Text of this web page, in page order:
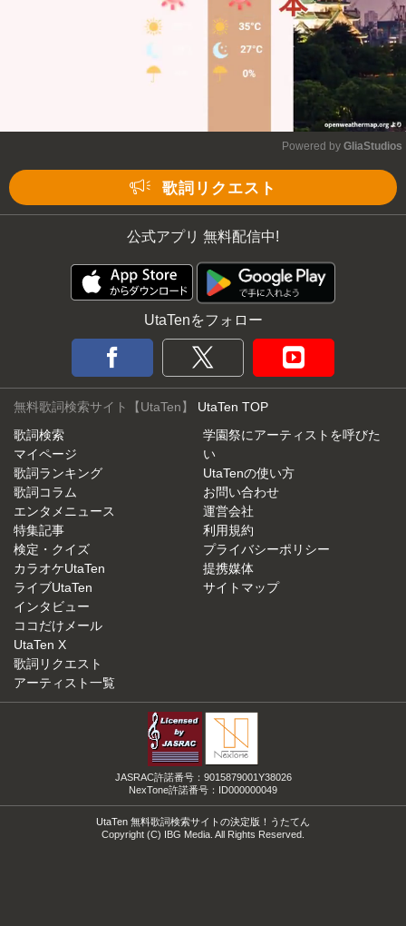
Powered by GliaStudios
歌詞リクエスト
公式アプリ 無料配信中!
UtaTenをフォロー
無料歌詞検索サイト【UtaTen】 UtaTen TOP
歌詞検索
マイページ
歌詞ランキング
歌詞コラム
エンタメニュース
特集記事
検定・クイズ
カラオケUtaTen
ライブUtaTen
インタビュー
ココだけメール
UtaTen X
歌詞リクエスト
アーティスト一覧
学園祭にアーティストを呼びた
い
UtaTenの使い方
お問い合わせ
運営会社
利用規約
プライバシーポリシー
提携媒体
サイトマップ
JASRAC許諾番号：9015879001Y38026
NexTone許諾番号：ID000000049
UtaTen 無料歌詞検索サイトの決定版！うたてん
Copyright (C) IBG Media. All Rights Reserved.